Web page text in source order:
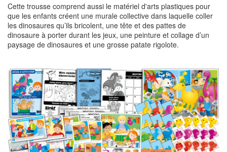
Cette trousse comprend aussi le matériel d'arts plastiques pour
que les enfants créent une murale collective dans laquelle coller
les dinosaures qu’ils bricolent, une tête et des pattes de
dinosaure à porter durant les jeux, une peinture et collage d’un
paysage de dinosaures et une grosse patate rigolote.